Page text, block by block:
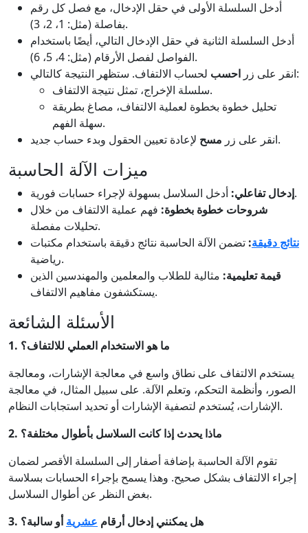
أدخل السلسلة الأولى في حقل الإدخال، مع فصل كل رقم
بفاصلة (مثل: 1، 2، 3).
أدخل السلسلة الثانية في حقل الإدخال التالي، أيضًا باستخدام
الفواصل لفصل الأرقام (مثل: 4، 5، 6).
انقر على زر احسب
لحساب الالتفاف. ستظهر النتيجة كالتالي:
سلسلة الإخراج، تمثل نتيجة الالتفاف.
تحليل خطوة بخطوة لعملية الالتفاف، مصاغ بطريقة
سهلة الفهم.
انقر على زر مسح لإعادة تعيين الحقول وبدء حساب جديد.
ميزات الآلة الحاسبة
إدخال تفاعلي:أدخل السلاسل بسهولة لإجراء حسابات فورية.
شروحات خطوة بخطوة: فهم عملية الالتفاف من خلال
تحليلات مفصلة.
نتائج دقيقة: تضمن الآلة الحاسبة نتائج دقيقة باستخدام مكتبات
رياضية.
قيمة تعليمية: مثالية للطلاب والمعلمين والمهندسين الذين
يستكشفون مفاهيم الالتفاف.
الأسئلة الشائعة
1. ما هو الاستخدام العملي للالتفاف؟
يستخدم الالتفاف على نطاق واسع في معالجة الإشارات، ومعالجة
الصور، وأنظمة التحكم، وتعلم الآلة. على سبيل المثال، في معالجة
الإشارات، يُستخدم لتصفية الإشارات أو تحديد استجابات النظام.
2. ماذا يحدث إذا كانت السلاسل بأطوال مختلفة؟
تقوم الآلة الحاسبة بإضافة أصفار إلى السلسلة الأقصر لضمان
إجراء الالتفاف بشكل صحيح. وهذا يسمح بإجراء الحسابات بسلاسة
بغض النظر عن أطوال السلاسل.
3. هل يمكنني إدخال أرقام عشريةأو سالبة؟